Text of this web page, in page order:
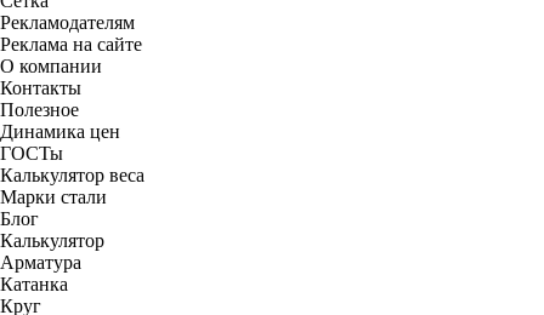
Рекламодателям
Реклама на сайте
О компании
Контакты
Полезное
Динамика цен
ГОСТы
Калькулятор веса
Марки стали
Блог
Калькулятор
Арматура
Катанка
Круг